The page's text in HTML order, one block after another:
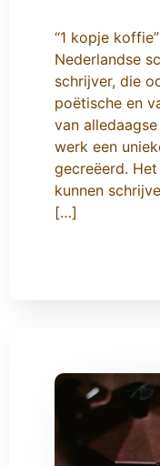
“1 kopje
Nederlandse
schrijver, die
poëtische en
van
werk een
gecreëerd.
kunnen
[…]